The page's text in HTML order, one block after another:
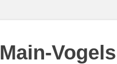
Main-